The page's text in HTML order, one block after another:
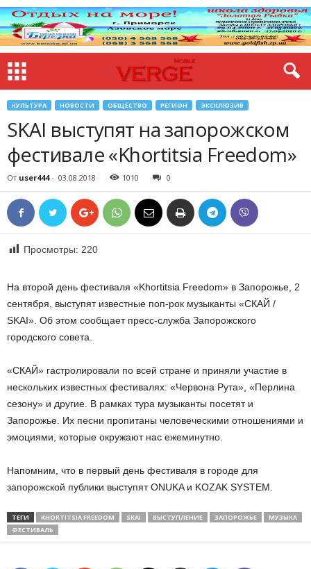
КУЛЬТУРА НОВОСТИ ОБЩЕСТВО РЕГИОН ЭКСКЛЮЗИВ
SKAI выступят на запорожском
фестивале «Khortitsia Freedom»
От user444- 03.08.2018 1010 0
Просмотры: 220
На второй день фестиваля «Khortitsia Freedom» в Запорожье, 2
сентября, выступят известные поп-рок музыканты «СКАЙ /
SKAI». Об этом сообщает пресс-служба Запорожского
городского совета.
«СКАЙ» гастролировали по всей стране и приняли участие в
нескольких известных фестивалях: «Червона Рута», «Перлина
сезону» и другие. В рамках тура музыканты посетят и
Запорожье. Их песни пропитаны человеческими отношениями и
эмоциями, которые окружают нас ежеминутно.
Напомним, что в первый день фестиваля в городе для
запорожской публики выступят ONUKA и KOZAK SYSTEM.
ТЕГИ KHORTITSIA FREEDOM SKAI ВЫСТУПЛЕНИЕ ЗАПОРОЖЬЕ
МУЗЫКА
ФЕСТИВАЛЬ